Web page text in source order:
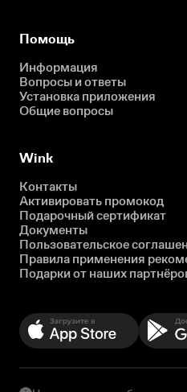
Помощь
Информация
Вопросы и ответы
Установка приложения
Общие вопросы
Wink
Контакты
Активировать промокод
Подарочный сертификат
Документы
Пользовательское
Правила применения
Подарки от наших